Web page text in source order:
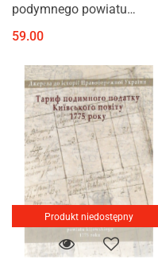
podymnego powiatu
Studia do dziejów
Prawobrzeżnej Ukrainy
59.00
Produkt niedostępny